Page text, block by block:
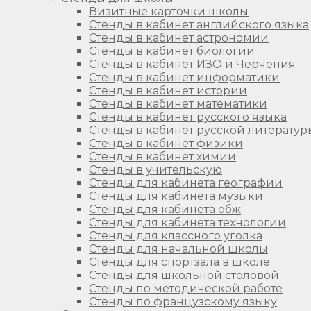
Визитные карточки школы
Стенды в кабинет английского языка
Стенды в кабинет астрономии
Стенды в кабинет биологии
Стенды в кабинет ИЗО и Черчения
Стенды в кабинет информатики
Стенды в кабинет истории
Стенды в кабинет математики
Стенды в кабинет русского языка
Стенды в кабинет русской
Стенды в кабинет физики
Стенды в кабинет химии
Стенды в учительскую
Стенды для кабинета географии
Стенды для кабинета музыки
Стенды для кабинета обж
Стенды для кабинета технологии
Стенды для классного уголка
Стенды для начальной школы
Стенды для спортзала в школе
Стенды для школьной столовой
Стенды по методической работе
Стенды по французскому языку